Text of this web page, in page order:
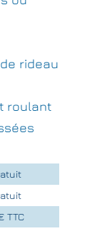
rideau
roulant
TTC